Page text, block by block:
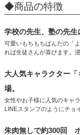
◆商品の特徴
学校の先生、塾の先生
可愛いもちもちぱんだの「
れば生徒さんが喜びます。
大人気キャラクター
場。
女性やお子様に人気のキャ
LINEスタンプのようにチョ
朱肉無しで約300回